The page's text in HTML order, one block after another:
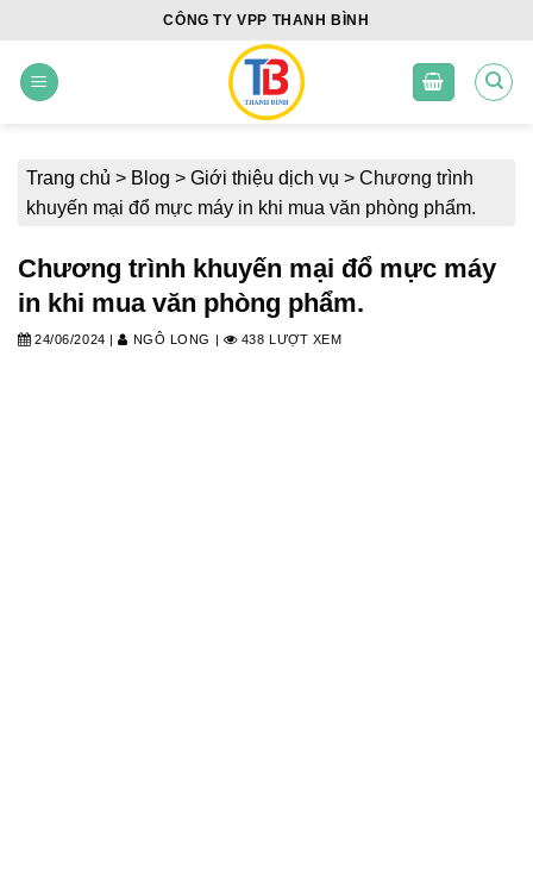
content
CÔNG TY VPP THANH BÌNH
Trang chủ > Blog > Giới thiệu dịch vụ > Chương trình
khuyến mại đổ mực máy in khi mua văn phòng phẩm.
Chương trình khuyến mại đổ mực máy
in khi mua văn phòng phẩm.
24/06/2024 | NGÔ LONG | 438 LƯỢT XEM